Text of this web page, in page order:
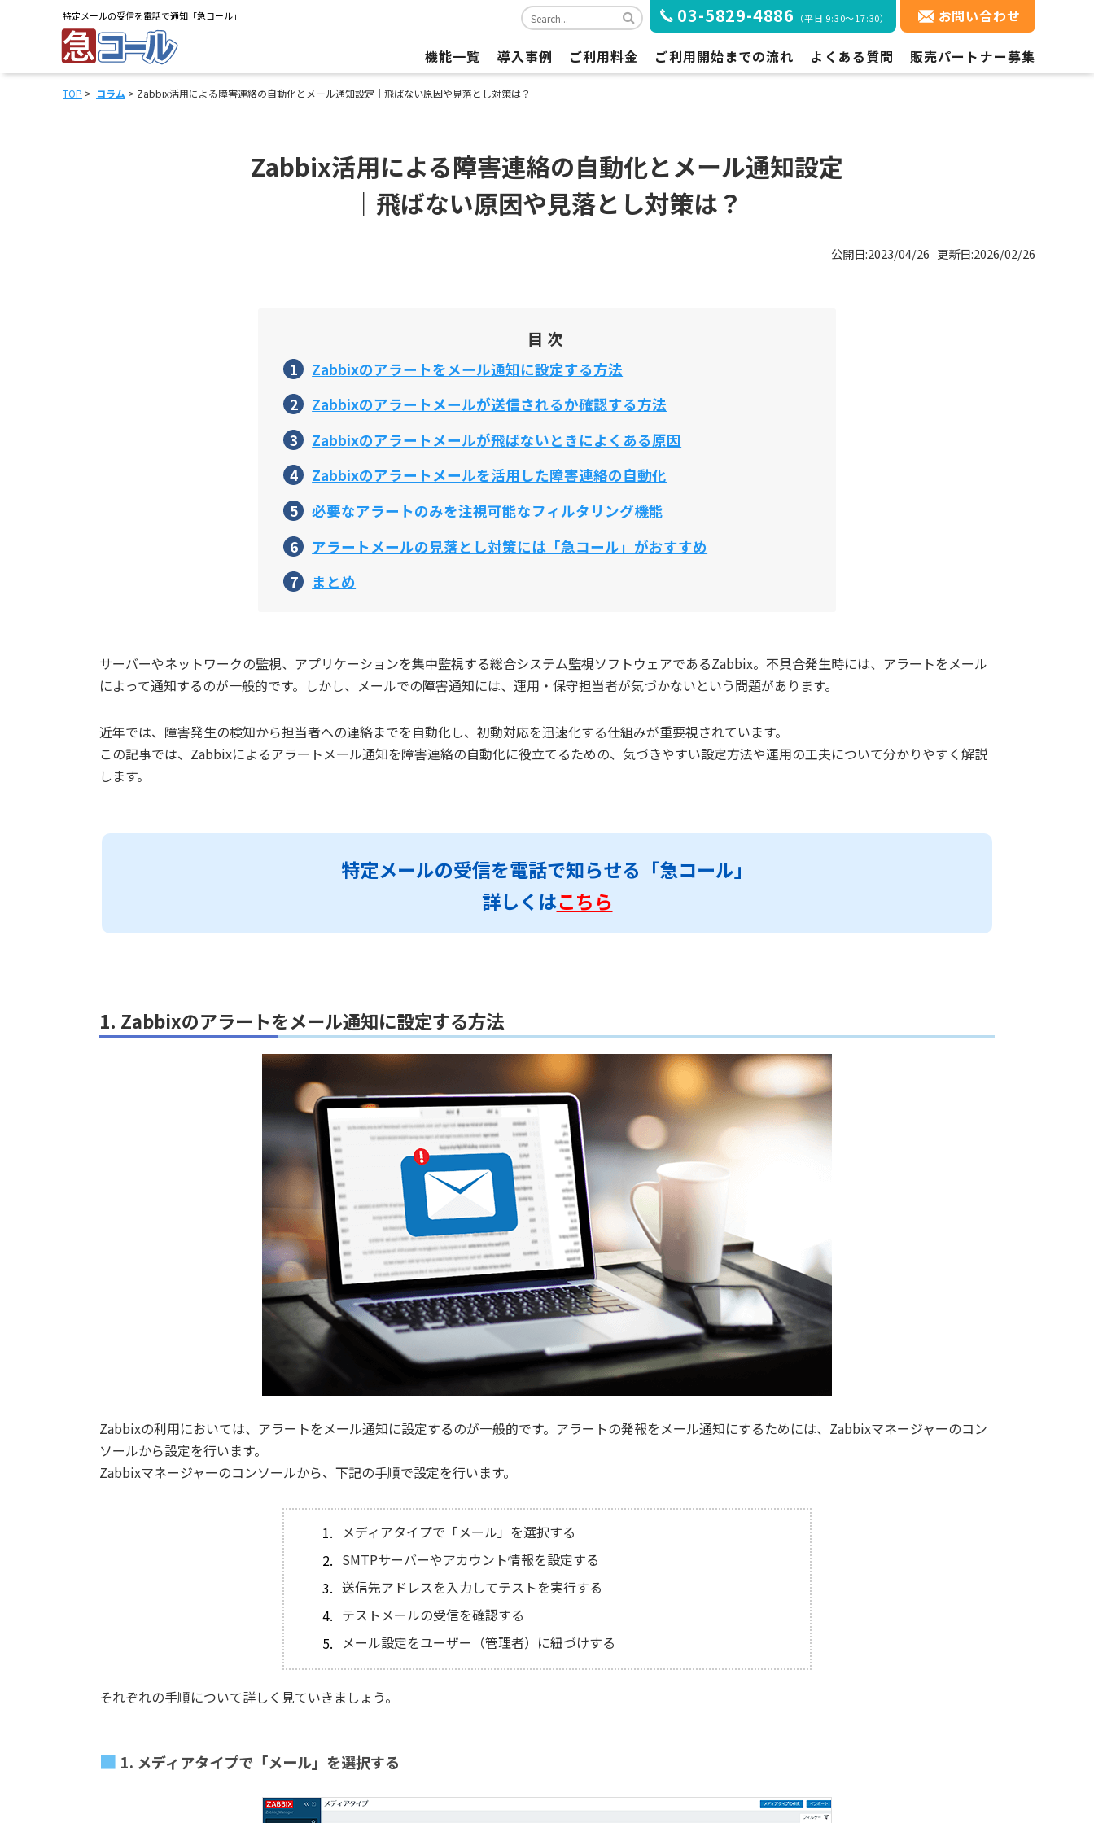
特定メールの受信を電話で通知「急コール」 03-5829-4886 （平日 9:30～17:30）
お問い合わせ
ン
ス
キ
ッ
機能一覧
急コールの概要
オプション機能の一覧
ブラウザ推奨環境
導入事例 ご利用料金
お支払いについて
ご利用開始までの流れ よくある質問
料金について
販売パートナー募集
TOP > コラム > Zabbix活用による障害連絡の自動化とメール通知設定 ｜飛ばない原因や見落とし対策は？
Zabbix活用による障害連絡の自動化とメール通知設定
｜飛ばない原因や見落とし対策は？
公開日:2023/04/26 更新日:2026/02/26
目次
Zabbixのアラートをメール通知に設定する方法
Zabbixのアラートメールが送信されるか確認する方法
Zabbixのアラートメールが飛ばないときによくある原因
Zabbixのアラートメールを活用した障害連絡の自動化
必要なアラートのみを注視可能なフィルタリング機能
アラートメールの見落とし対策には「急コール」がおすすめ
まとめ
サーバーやネットワークの監視、アプリケーションを集中監視する総合システム監視ソフトウェアであるZabbix。不具合発生時には、アラートをメール
によって通知するのが一般的です。しかし、メールでの障害通知には、運用・保守担当者が気づかないという問題があります。
近年では、障害発生の検知から担当者への連絡までを自動化し、初動対応を迅速化する仕組みが重要視されています。
この記事では、Zabbixによるアラートメール通知を障害連絡の自動化に役立てるための、気づきやすい設定方法や運用の工夫について分かりやすく解説
します。
特定メールの受信を電話で知らせる「急コール」
詳しくはこちら
1. Zabbixのアラートをメール通知に設定する方法
Zabbixの利用においては、アラートをメール通知に設定するのが一般的です。アラートの発報をメール通知にするためには、Zabbixマネージャーのコン
ソールから設定を行います。
Zabbixマネージャーのコンソールから、下記の手順で設定を行います。
メディアタイプで「メール」を選択する
SMTPサーバーやアカウント情報を設定する
送信先アドレスを入力してテストを実行する
テストメールの受信を確認する
メール設定をユーザー（管理者）に紐づけする
それぞれの手順について詳しく見ていきましょう。
1. メディアタイプで「メール」を選択する